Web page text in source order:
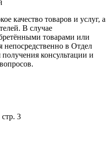
качество товаров и услуг, а
В случае
товарами или
непосредственно в Отдел
консультации и
3